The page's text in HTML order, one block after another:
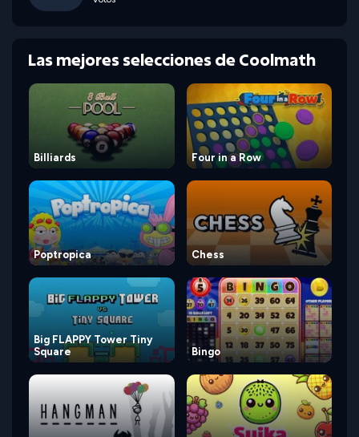
Las mejores selecciones de Coolmath
Billiards Four in a Row
Poptropica Chess
Big FLAPPY Tower Tiny
Square
Bingo